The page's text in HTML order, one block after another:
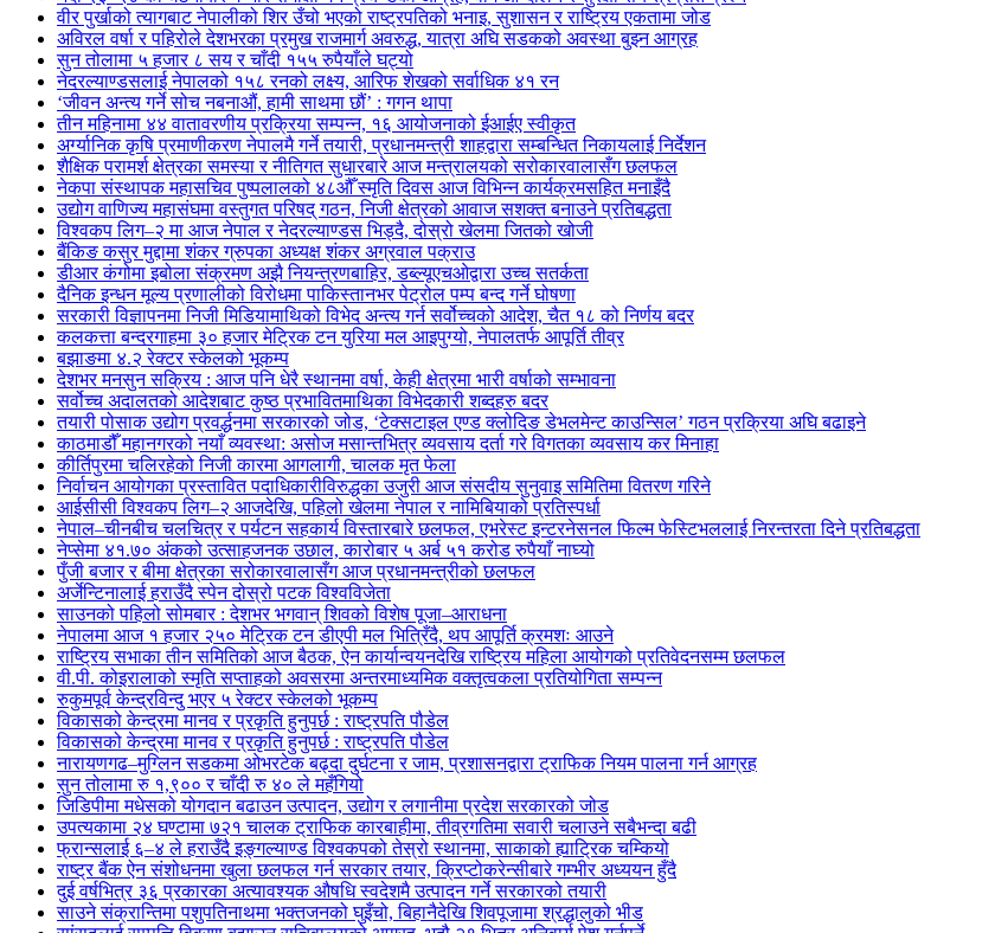
वीर पुर्खाको त्यागबाट नेपालीको शिर उँचो भएको राष्ट्रपतिको भनाइ, सुशासन र राष्ट्रिय एकतामा जोड
अविरल वर्षा र पहिरोले देशभरका प्रमुख राजमार्ग अवरुद्ध, यात्रा अघि सडकको अवस्था बुझ्न आग्रह
सुन तोलामा ५ हजार ८ सय र चाँदी १५५ रुपैयाँले घट्यो
नेदरल्याण्डसलाई नेपालको १५८ रनको लक्ष्य, आरिफ शेखको सर्वाधिक ४१ रन
‘जीवन अन्त्य गर्ने सोच नबनाऔं, हामी साथमा छौं’ : गगन थापा
तीन महिनामा ४४ वातावरणीय प्रक्रिया सम्पन्न, १६ आयोजनाको ईआईए स्वीकृत
अर्ग्यानिक कृषि प्रमाणीकरण नेपालमै गर्ने तयारी, प्रधानमन्त्री शाहद्वारा सम्बन्धित निकायलाई निर्देशन
शैक्षिक परामर्श क्षेत्रका समस्या र नीतिगत सुधारबारे आज मन्त्रालयको सरोकारवालासँग छलफल
नेकपा संस्थापक महासचिव पुष्पलालको ४८औँ स्मृति दिवस आज विभिन्न कार्यक्रमसहित मनाइँदै
उद्योग वाणिज्य महासंघमा वस्तुगत परिषद् गठन, निजी क्षेत्रको आवाज सशक्त बनाउने प्रतिबद्धता
विश्वकप लिग–२ मा आज नेपाल र नेदरल्याण्डस भिड्दै, दोस्रो खेलमा जितको खोजी
बैंकिङ कसुर मुद्दामा शंकर ग्रुपका अध्यक्ष शंकर अग्रवाल पक्राउ
डीआर कंगोमा इबोला संक्रमण अझै नियन्त्रणबाहिर, डब्ल्यूएचओद्वारा उच्च सतर्कता
दैनिक इन्धन मूल्य प्रणालीको विरोधमा पाकिस्तानभर पेट्रोल पम्प बन्द गर्ने घोषणा
सरकारी विज्ञापनमा निजी मिडियामाथिको विभेद अन्त्य गर्न सर्वोच्चको आदेश, चैत १८ को निर्णय बदर
कलकत्ता बन्दरगाहमा ३० हजार मेट्रिक टन युरिया मल आइपुग्यो, नेपालतर्फ आपूर्ति तीव्र
बझाङमा ४.२ रेक्टर स्केलको भूकम्प
देशभर मनसुन सक्रिय : आज पनि धेरै स्थानमा वर्षा, केही क्षेत्रमा भारी वर्षाको सम्भावना
सर्वोच्च अदालतको आदेशबाट कुष्ठ प्रभावितमाथिका विभेदकारी शब्दहरु बदर
तयारी पोसाक उद्योग प्रवर्द्धनमा सरकारको जोड, ‘टेक्सटाइल एण्ड क्लोदिङ डेभलमेन्ट काउन्सिल’ गठन प्रक्रिया अघि बढाइने
काठमाडौँ महानगरको नयाँ व्यवस्था: असोज मसान्तभित्र व्यवसाय दर्ता गरे विगतका व्यवसाय कर मिनाहा
कीर्तिपुरमा चलिरहेको निजी कारमा आगलागी, चालक मृत फेला
निर्वाचन आयोगका प्रस्तावित पदाधिकारीविरुद्धका उजुरी आज संसदीय सुनुवाइ समितिमा वितरण गरिने
आईसीसी विश्वकप लिग–२ आजदेखि, पहिलो खेलमा नेपाल र नामिबियाको प्रतिस्पर्धा
नेपाल–चीनबीच चलचित्र र पर्यटन सहकार्य विस्तारबारे छलफल, एभरेस्ट इन्टरनेसनल फिल्म फेस्टिभललाई निरन्तरता दिने प्रतिबद्धता
नेप्सेमा ४१.७० अंकको उत्साहजनक उछाल, कारोबार ५ अर्ब ५१ करोड रुपैयाँ नाघ्यो
पुँजी बजार र बीमा क्षेत्रका सरोकारवालासँग आज प्रधानमन्त्रीको छलफल
अर्जेन्टिनालाई हराउँदै स्पेन दोस्रो पटक विश्वविजेता
साउनको पहिलो सोमबार : देशभर भगवान् शिवको विशेष पूजा–आराधना
नेपालमा आज १ हजार २५० मेट्रिक टन डीएपी मल भित्रिँदै, थप आपूर्ति क्रमशः आउने
राष्ट्रिय सभाका तीन समितिको आज बैठक, ऐन कार्यान्वयनदेखि राष्ट्रिय महिला आयोगको प्रतिवेदनसम्म छलफल
वी.पी. कोइरालाको स्मृति सप्ताहको अवसरमा अन्तरमाध्यमिक वक्तृत्वकला प्रतियोगिता सम्पन्न
रुकुमपूर्व केन्द्रविन्दु भएर ५ रेक्टर स्केलको भूकम्प
विकासको केन्द्रमा मानव र प्रकृति हुनुपर्छ : राष्ट्रपति पौडेल
विकासको केन्द्रमा मानव र प्रकृति हुनुपर्छ : राष्ट्रपति पौडेल
नारायणगढ–मुग्लिन सडकमा ओभरटेक बढ्दा दुर्घटना र जाम, प्रशासनद्वारा ट्राफिक नियम पालना गर्न आग्रह
सुन तोलामा रु १,९०० र चाँदी रु ४० ले महँगियो
जिडिपीमा मधेसको योगदान बढाउन उत्पादन, उद्योग र लगानीमा प्रदेश सरकारको जोड
उपत्यकामा २४ घण्टामा ७२१ चालक ट्राफिक कारबाहीमा, तीव्रगतिमा सवारी चलाउने सबैभन्दा बढी
फ्रान्सलाई ६–४ ले हराउँदै इङ्गल्याण्ड विश्वकपको तेस्रो स्थानमा, साकाको ह्याट्रिक चम्कियो
राष्ट्र बैंक ऐन संशोधनमा खुला छलफल गर्न सरकार तयार, क्रिप्टोकरेन्सीबारे गम्भीर अध्ययन हुँदै
दुई वर्षभित्र ३६ प्रकारका अत्यावश्यक औषधि स्वदेशमै उत्पादन गर्ने सरकारको तयारी
साउने संक्रान्तिमा पशुपतिनाथमा भक्तजनको घुइँचो, बिहानैदेखि शिवपूजामा श्रद्धालुको भीड